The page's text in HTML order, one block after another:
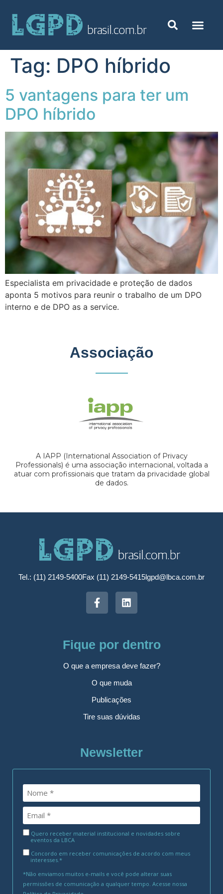
Tag: DPO híbrido
5 vantagens para ter um
DPO híbrido
Especialista em privacidade e proteção de dados
aponta 5 motivos para reunir o trabalho de um DPO
interno e de DPO as a service.
Associação
A IAPP (International Association of Privacy
Professionals) é uma associação internacional, voltada a
atuar com profissionais que tratam da privacidade global
de dados.
Tel.: (11) 2149-5400Fax (11) 2149-5415lgpd@lbca.com.br
Fique por dentro
O que a empresa deve fazer?
O que muda
Publicações
Tire suas dúvidas
Newsletter
Quero receber material institucional e novidades sobre
eventos da LBCA
Concordo em receber comunicações de acordo com meus
interesses.*
*Não enviamos muitos e-mails e você pode alterar suas
permissões de comunicação a qualquer tempo. Acesse nossa